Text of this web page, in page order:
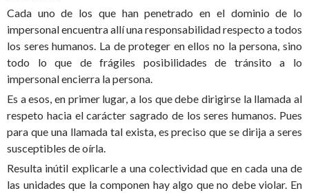
Cada uno de los que han penetrado en el dominio de lo
impersonal encuentra allí una responsabilidad respecto a todos
los seres humanos. La de proteger en ellos no la persona, sino
todo lo que de frágiles posibilidades de tránsito a lo
impersonal encierra la persona.
Es a esos, en primer lugar, a los que debe dirigirse la llamada al
respeto hacia el carácter sagrado de los seres humanos. Pues
para que una llamada tal exista, es preciso que se dirija a seres
susceptibles de oírla.
Resulta inútil explicarle a una colectividad que en cada una de
las unidades que la componen hay algo que no debe violar. En